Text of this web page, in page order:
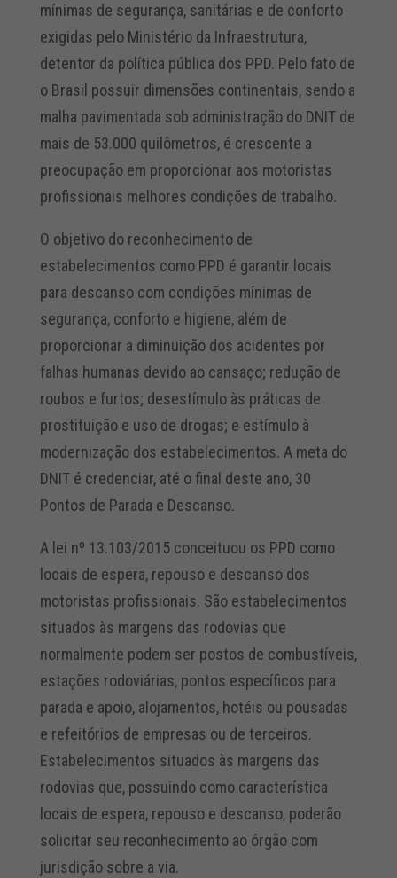
mínimas de segurança, sanitárias e de conforto
exigidas pelo Ministério da Infraestrutura,
detentor da política pública dos PPD. Pelo fato de
o Brasil possuir dimensões continentais, sendo a
malha pavimentada sob administração do DNIT de
mais de 53.000 quilômetros, é crescente a
preocupação em proporcionar aos motoristas
profissionais melhores condições de trabalho.
O objetivo do reconhecimento de
estabelecimentos como PPD é garantir locais
para descanso com condições mínimas de
segurança, conforto e higiene, além de
proporcionar a diminuição dos acidentes por
falhas humanas devido ao cansaço; redução de
roubos e furtos; desestímulo às práticas de
prostituição e uso de drogas; e estímulo à
modernização dos estabelecimentos. A meta do
DNIT é credenciar, até o final deste ano, 30
Pontos de Parada e Descanso.
A lei nº 13.103/2015 conceituou os PPD como
locais de espera, repouso e descanso dos
motoristas profissionais. São estabelecimentos
situados às margens das rodovias que
normalmente podem ser postos de combustíveis,
estações rodoviárias, pontos específicos para
parada e apoio, alojamentos, hotéis ou pousadas
e refeitórios de empresas ou de terceiros.
Estabelecimentos situados às margens das
rodovias que, possuindo como característica
locais de espera, repouso e descanso, poderão
solicitar seu reconhecimento ao órgão com
jurisdição sobre a via.